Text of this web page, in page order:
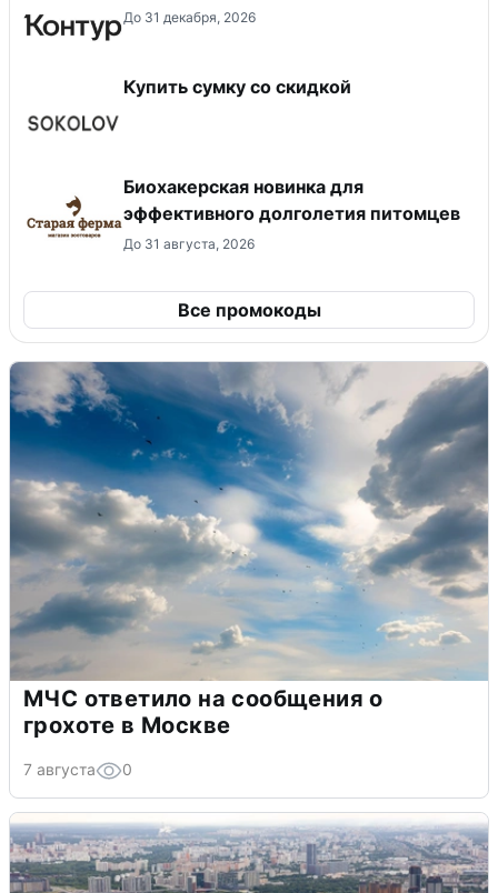
До 31 декабря, 2026
Купить сумку со скидкой
Биохакерская новинка для
эффективного долголетия питомцев
До 31 августа, 2026
Все промокоды
МЧС ответило на сообщения о
грохоте в Москве
7 августа 0